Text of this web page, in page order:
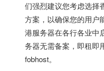
们强烈建议您考虑选择
方案，以确保您的用户
港服务器在各行各业中
务器无需备案，即租即
fobhost。